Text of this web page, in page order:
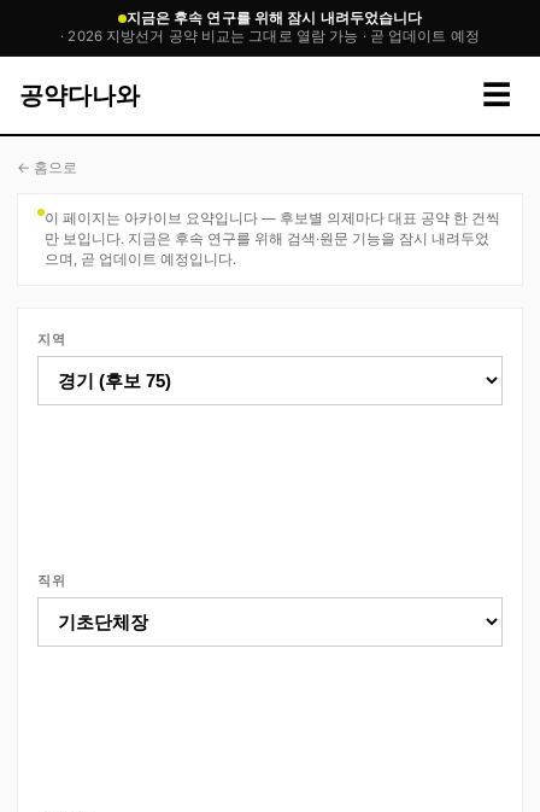
지금은 후속 연구를 위해 잠시 내려두었습니다
· 2026 지방선거 공약 비교는 그대로 열람 가능 · 곧 업데이트 예정
공약다나와 ☰
← 홈으로
이 페이지는 아카이브 요약입니다 — 후보별 의제마다 대표 공약 한 건씩
만 보입니다. 지금은 후속 연구를 위해 검색·원문 기능을 잠시 내려두었
으며, 곧 업데이트 예정입니다.
지역
직위